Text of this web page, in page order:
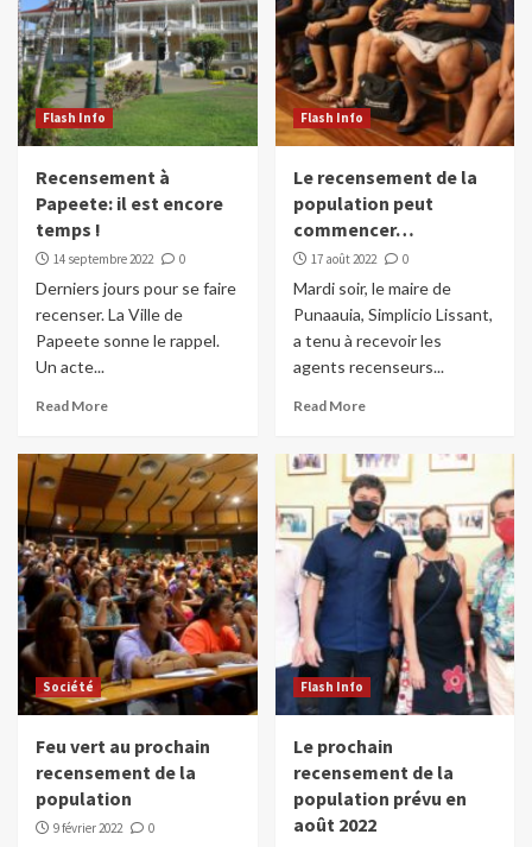
Flash Info
Recensement à
Papeete: il est encore
temps !
14 septembre 2022 0
Derniers jours pour se faire
recenser. La Ville de
Papeete sonne le rappel.
Un acte...
Read More
Flash Info
Le recensement de la
population peut
commencer…
17 août 2022 0
Mardi soir, le maire de
Punaauia, Simplicio Lissant,
a tenu à recevoir les
agents recenseurs...
Read More
Société
Feu vert au prochain
recensement de la
population
9 février 2022 0
Flash Info
Le prochain
recensement de la
population prévu en
août 2022